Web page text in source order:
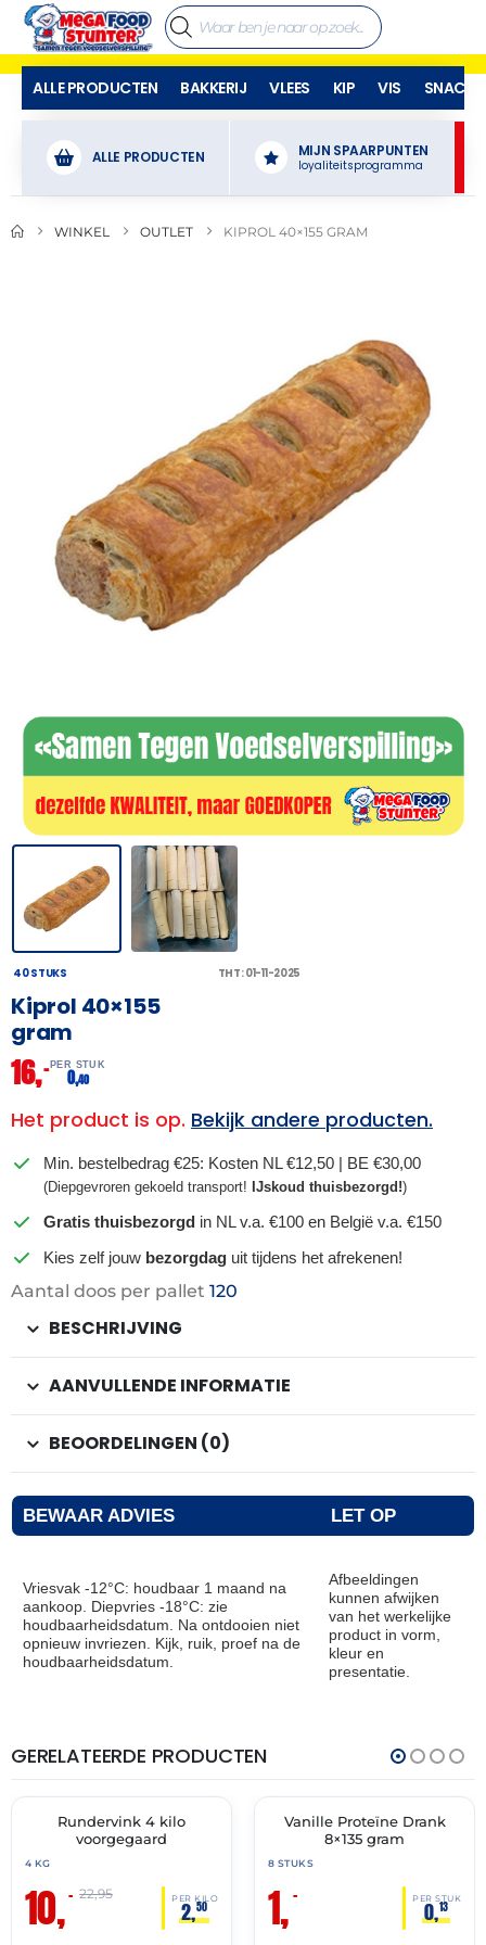
ALLE PRODUCTEN BAKKERIJ VLEES KIP VIS SNACKS
ALLE PRODUCTEN MIJN SPAARPUNTEN
loyaliteitsprogramma
WINKEL OUTLET KIPROL 40×155 GRAM
40 STUKS THT: 01-11-2025
Kiprol 40×155
gram
16,– PER STUK
0,40
Het product is op. Bekijk andere producten.
Min. bestelbedrag €25: Kosten NL €12,50 | BE €30,00
(Diepgevroren gekoeld transport! IJskoud thuisbezorgd!)
Gratis thuisbezorgd in NL v.a. €100 en België v.a. €150
Kies zelf jouw bezorgdag uit tijdens het afrekenen!
Aantal doos per pallet 120
BESCHRIJVING
AANVULLENDE INFORMATIE
BEOORDELINGEN (0)
BEWAAR ADVIES LET OP
Vriesvak -12°C: houdbaar 1 maand na
aankoop. Diepvries -18°C: zie
houdbaarheidsdatum. Na ontdooien niet
opnieuw invriezen. Kijk, ruik, proef na de
houdbaarheidsdatum.
Afbeeldingen
kunnen afwijken
van het werkelijke
product in vorm,
kleur en
presentatie.
GERELATEERDE PRODUCTEN
🔥 OP=OP
THT:
12-
Rundervink 4 kilo
voorgegaard
4 KG
10,– PER KILO
2,50
22,95
🔥 OP=OP
Vanille Proteïne Drank
8×135 gram
8 STUKS
1,– PER STUK
0,13